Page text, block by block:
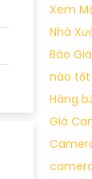
Xem
Nhà
Báo
nào
Hàng
Giá